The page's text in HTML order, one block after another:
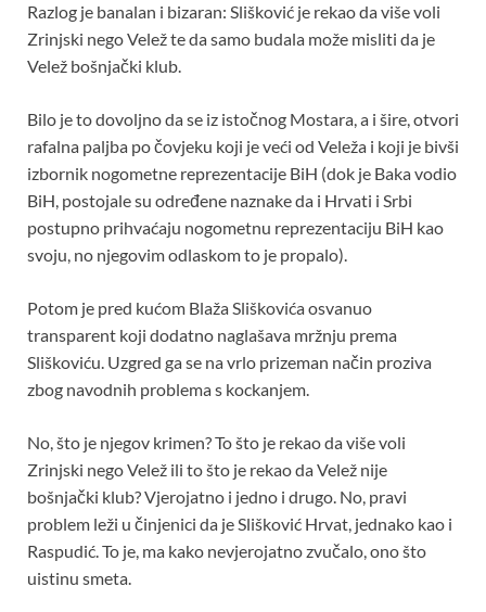
Razlog je banalan i bizaran: Slišković je rekao da više voli
Zrinjski nego Velež te da samo budala može misliti da je
Velež bošnjački klub.
Bilo je to dovoljno da se iz istočnog Mostara, a i šire, otvori
rafalna paljba po čovjeku koji je veći od Veleža i koji je bivši
izbornik nogometne reprezentacije BiH (dok je Baka vodio
BiH, postojale su određene naznake da i Hrvati i Srbi
postupno prihvaćaju nogometnu reprezentaciju BiH kao
svoju, no njegovim odlaskom to je propalo).
Potom je pred kućom Blaža Sliškovića osvanuo
transparent koji dodatno naglašava mržnju prema
Sliškoviću. Uzgred ga se na vrlo prizeman način proziva
zbog navodnih problema s kockanjem.
No, što je njegov krimen? To što je rekao da više voli
Zrinjski nego Velež ili to što je rekao da Velež nije
bošnjački klub? Vjerojatno i jedno i drugo. No, pravi
problem leži u činjenici da je Slišković Hrvat, jednako kao i
Raspudić. To je, ma kako nevjerojatno zvučalo, ono što
uistinu smeta.